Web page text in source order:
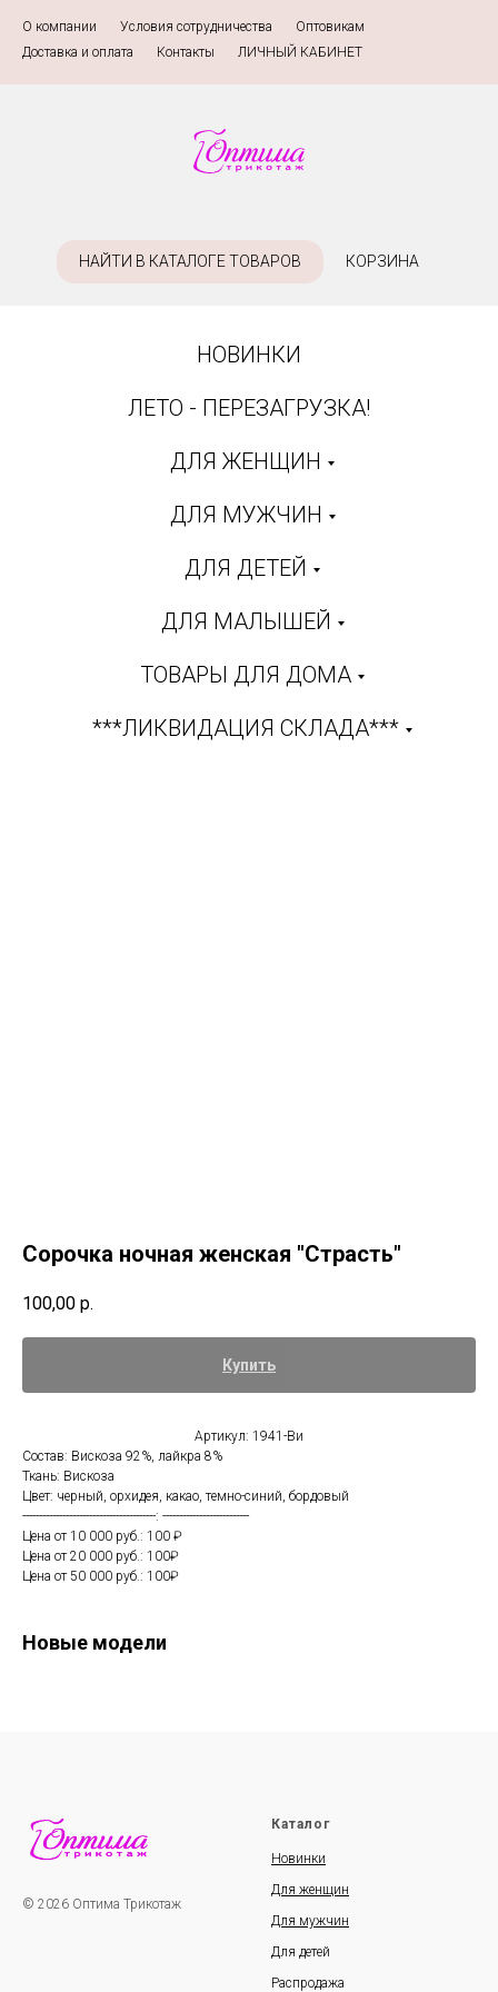
О компании Условия сотрудничества Оптовикам
Доставка и оплата
Контакты ЛИЧНЫЙ КАБИНЕТ
НАЙТИ В КАТАЛОГЕ ТОВАРОВ КОРЗИНА
НОВИНКИ
ЛЕТО - ПЕРЕЗАГРУЗКА!
ДЛЯ ЖЕНЩИН
ДЛЯ МУЖЧИН
ДЛЯ ДЕТЕЙ
ДЛЯ МАЛЫШЕЙ
ТОВАРЫ ДЛЯ ДОМА
***ЛИКВИДАЦИЯ СКЛАДА***
Сорочка ночная женская "Страсть"
100,00 р.
Купить
Артикул: 1941-Ви
Состав: Вискоза 92%, лайкра 8%
Ткань: Вискоза
Цвет: черный, орхидея, какао, темно-синий, бордовый
----------------------------------------: --------------------------
Цена от 10 000 руб.: 100 ₽
Цена от 20 000 руб.: 100₽
Цена от 50 000 руб.: 100₽
Новые модели
© 2026 Оптима Трикотаж
Каталог
Новинки
Для женщин
Для мужчин
Для детей
Распродажа